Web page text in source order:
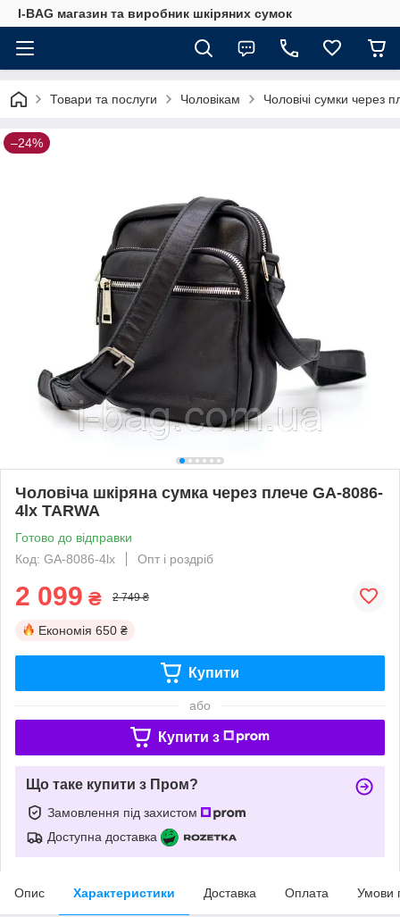
I-BAG магазин та виробник шкіряних сумок
Товари та послуги Чоловікам Чоловічі сумки через
–24%
Чоловіча шкіряна сумка через плече GA-8086-
4lx TARWA
Готово до відправки
Код: GA-8086-4lx
Опт і роздріб
2 099 ₴ 2 749 ₴
Економія 650 ₴
Купити
або
Купити з
Що таке купити з Пром?
Замовлення під захистом
Доступна доставка
Опис Характеристики Доставка Оплата Умови